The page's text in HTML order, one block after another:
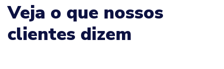
Veja o que nossos
clientes dizem